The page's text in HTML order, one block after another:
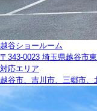
越谷ショールーム
〒343-0023 埼玉県越谷市
対応エリア
越谷市、吉川市、三郷市